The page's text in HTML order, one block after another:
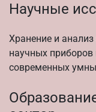
Научные
Хранение и
научных
современных